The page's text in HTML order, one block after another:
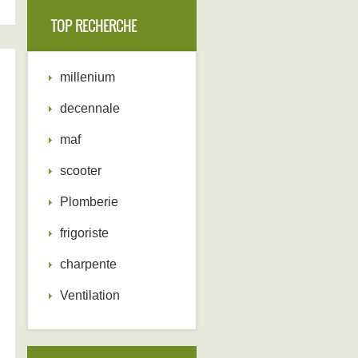
TOP RECHERCHE
millenium
decennale
maf
scooter
Plomberie
frigoriste
charpente
Ventilation